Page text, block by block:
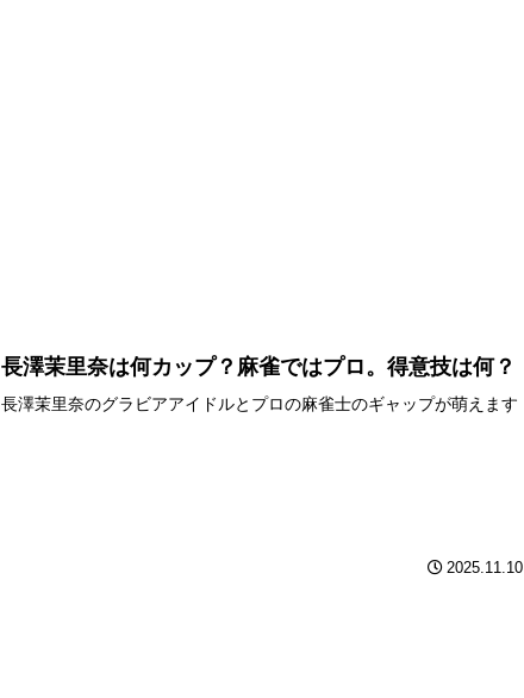
長澤茉里奈は何カップ？麻雀ではプロ。得意技は何？
長澤茉里奈のグラビアアイドルとプロの麻雀士のギャップが萌えます
2025.11.10